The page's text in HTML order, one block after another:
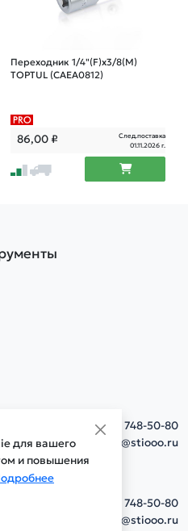
Переходник 1/4"(F)х3/8(М)
TOPTUL (CAEA0812)
86,00₽
След.поставка
01.11.2026 г.
для вашего
и повышения
+7(495) 748-50-80
info@stiooo.ru
+7(495) 748-50-80
info@stiooo.ru